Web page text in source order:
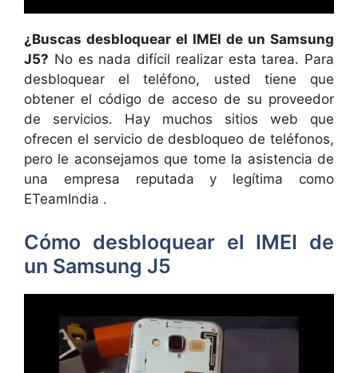
¿Buscas desbloquear el IMEI de un Samsung
J5? No es nada difícil realizar esta tarea. Para
desbloquear el teléfono, usted tiene que
obtener el código de acceso de su proveedor
de servicios. Hay muchos sitios web que
ofrecen el servicio de desbloqueo de teléfonos,
pero le aconsejamos que tome la asistencia de
una empresa reputada y legítima como
ETeamIndia .
Cómo desbloquear el IMEI de
un Samsung J5